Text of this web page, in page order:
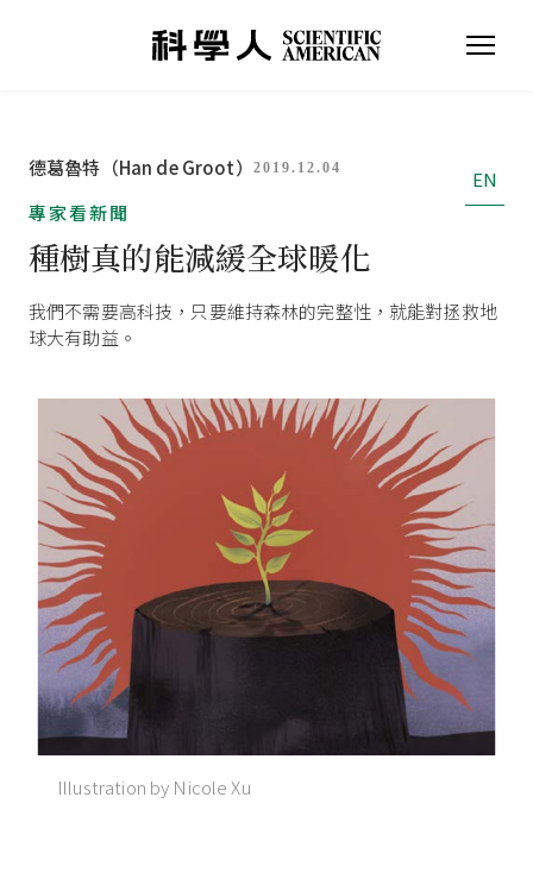
德葛魯特（Han de Groot） 2019.12.04
EN
專家看新聞
種樹真的能減緩全球暖化
我們不需要高科技，只要維持森林的完整性，就能對拯救地
球大有助益。
Illustration by Nicole Xu